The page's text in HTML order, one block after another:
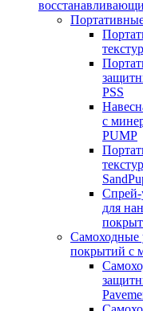
PSS
с
PUMP
для
Самоходные
покрытий с